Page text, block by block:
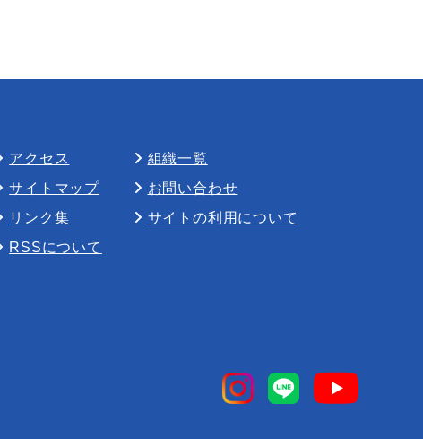
アクセス
組織一覧
サイトマップ
お問い合わせ
リンク集
サイトの利用について
RSSについて